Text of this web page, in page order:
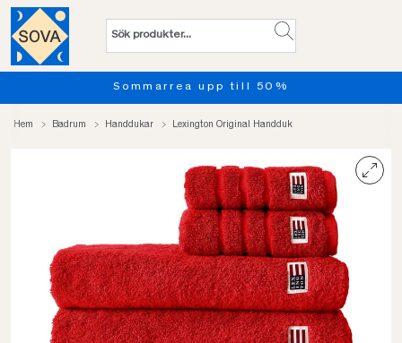
Sommarrea upp till 50%
Hem Badrum Handdukar Lexington Original Handduk